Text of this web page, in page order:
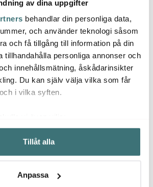
av dina uppgifter
behandlar din personliga data,
och använder teknologi såsom
och få tillgång till information på din
tillhandahålla personliga annonser och
innehållsmätning, åskådarinsikter
Du kan själv välja vilka som får
i vilka syften.
om din geografiska plats som
på upp till flera meter
genom att aktivt skanna den för
hur dina personliga uppgifter
Tillåt alla
Anpassa
30
Unplugged
Omega visp 26 cm
svart
149 kr
I lager
Axia
av våra kunder